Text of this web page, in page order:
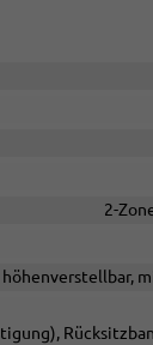
2-
höhenverstellbar,